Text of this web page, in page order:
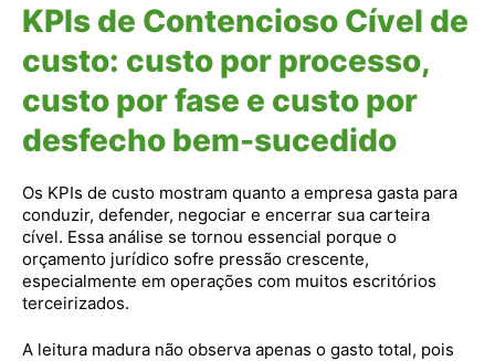
KPIs de Contencioso Cível de
custo: custo por processo,
custo por fase e custo por
desfecho bem-sucedido
Os KPIs de custo mostram quanto a empresa gasta para
conduzir, defender, negociar e encerrar sua carteira
cível. Essa análise se tornou essencial porque o
orçamento jurídico sofre pressão crescente,
especialmente em operações com muitos escritórios
terceirizados.
A leitura madura não observa apenas o gasto total, pois